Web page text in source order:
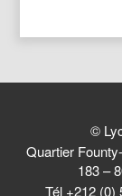
©
Quartier
183 –
Tél +212 (0)